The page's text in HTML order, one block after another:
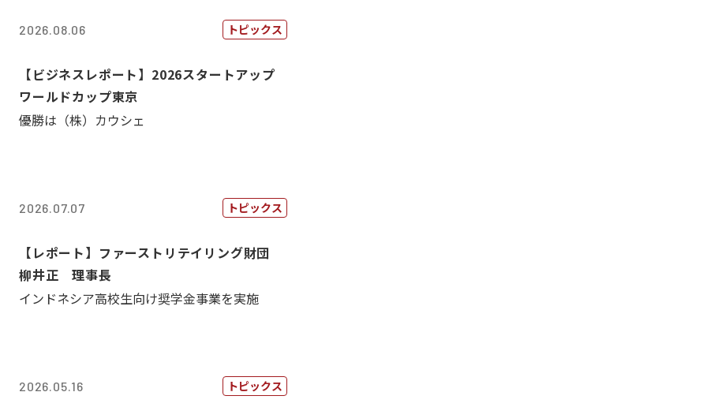
2026.08.06 トピックス
【ビジネスレポート】2026スタートアップ
ワールドカップ東京
優勝は（株）カウシェ
2026.07.07 トピックス
【レポート】ファーストリテイリング財団
柳井正 理事長
インドネシア高校生向け奨学金事業を実施
2026.05.16 トピックス